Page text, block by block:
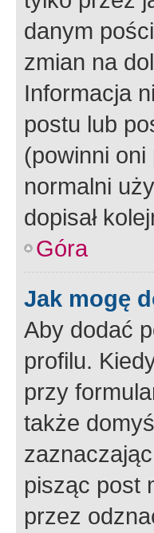
danym
zmian na
Informacja
postu lub
(powinni
normalni
dopisał
Góra
Jak mogę
Aby dodać
profilu.
przy
także
pisząc post
przez